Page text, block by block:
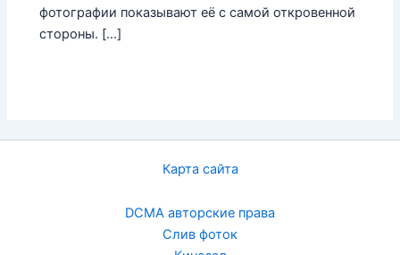
фотографии показывают её с самой откровенной
стороны. […]
Карта сайта
DCMA авторские права
Слив фоток